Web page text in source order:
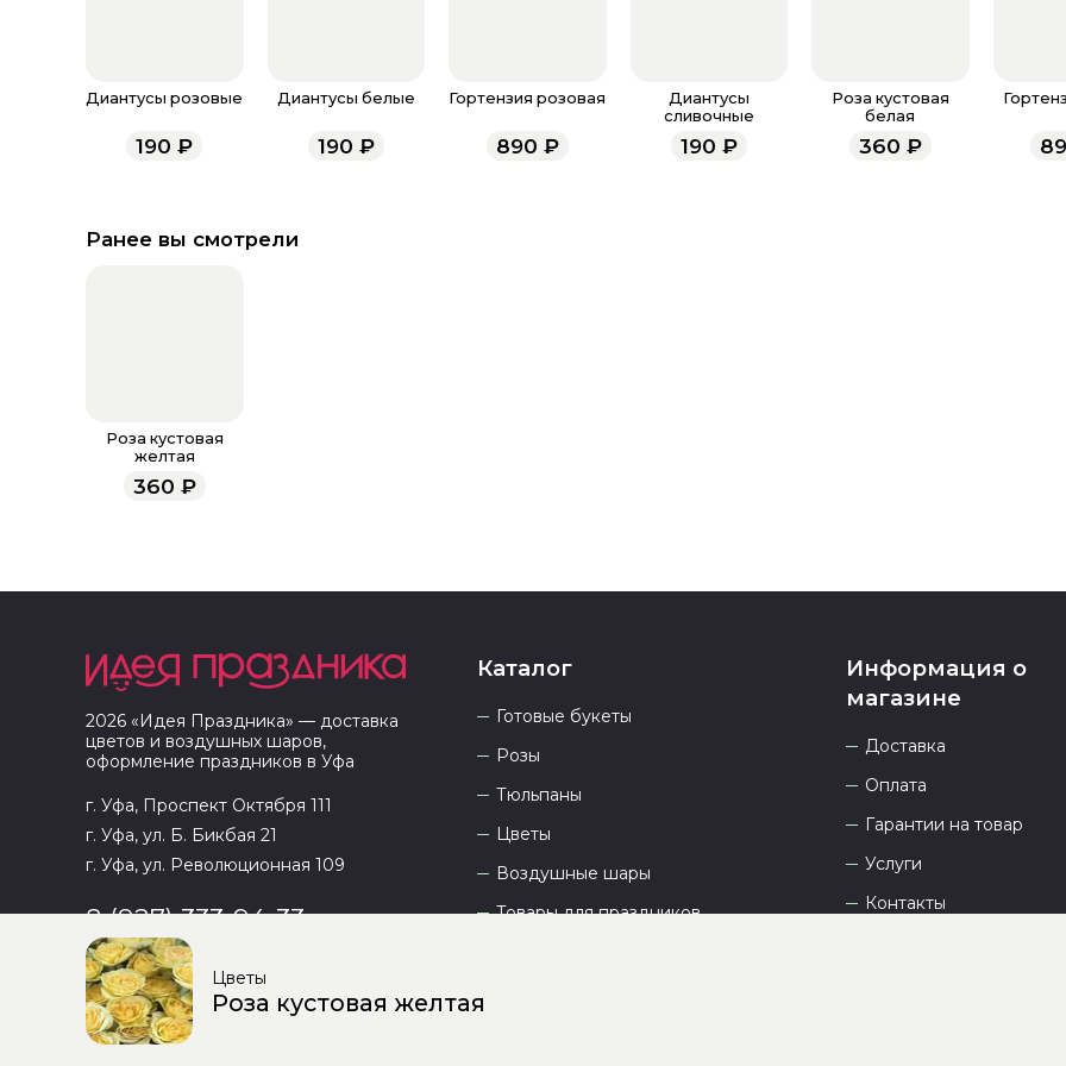
Цветы
Роза кустовая желтая
Проверьте,
правильно ли
наличие
Диантусы розовые
190 ₽
Диантусы белые
190 ₽
Гортензия розовая
890 ₽
Диантусы
сливочные
190 ₽
Роза кустовая
белая
360 ₽
Ранее вы смотрели
Роза кустовая
желтая
360 ₽
2026 «Идея Праздника» — доставка
цветов и воздушных шаров,
оформление праздников в Уфа
г. Уфа, Проспект Октября 111
г. Уфа, ул. Б. Бикбая 21
г. Уфа, ул. Революционная 109
8 (927) 333-94-33
Каталог
Готовые букеты
Розы
Тюльпаны
Цветы
Воздушные шары
Товары для праздников
Информация о
магазине
Доставка
Оплата
Гарантии на товар
Услуги
Контакты